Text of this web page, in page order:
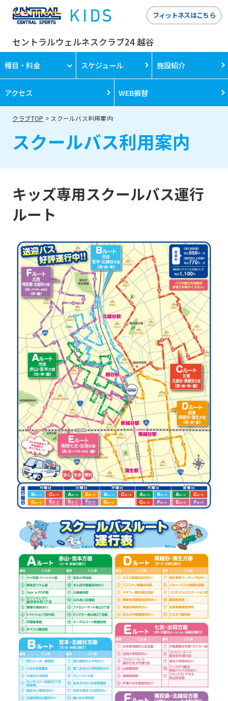
セントラルウェルネスクラブ24 越谷
フィットネスはこちら
種目・料金 スケジュール 施設紹介
アクセス WEB振替
クラブTOP スクールバス利用案内
スクールバス利用案内
キッズ専用スクールバス運行
ルート